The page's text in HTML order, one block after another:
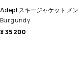
Adept スキージャケット メ
Burgundy
¥ 35 200